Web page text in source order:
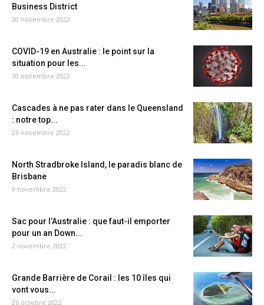
Business District
30 novembre 2022
COVID-19 en Australie : le point sur la
situation pour les...
30 novembre 2022
Cascades à ne pas rater dans le Queensland
: notre top...
23 novembre 2022
North Stradbroke Island, le paradis blanc de
Brisbane
9 novembre 2022
Sac pour l’Australie : que faut-il emporter
pour un an Down...
2 novembre 2022
Grande Barrière de Corail : les 10 îles qui
vont vous...
26 octobre 2022